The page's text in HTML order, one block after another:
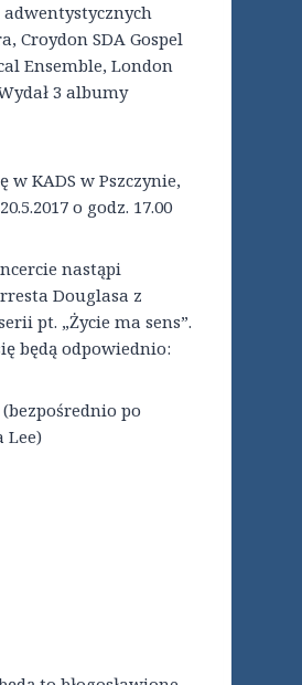
Croydon SDA Gospel
Ensemble, London
3 albumy
w KADS w Pszczynie,
o godz. 17.00
nastąpi
Douglasa z
pt. „Życie ma sens”.
będą odpowiednio:
(bezpośrednio po
Lee)